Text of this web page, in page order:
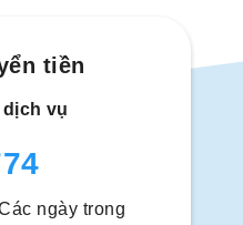
tiền
vụ
ngày trong